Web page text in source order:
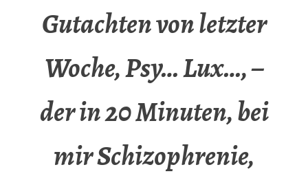
Gutachten von letzter
Woche, Psy… Lux…, –
der in 20 Minuten, bei
mir Schizophrenie,